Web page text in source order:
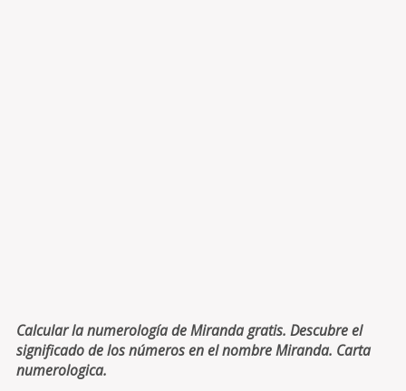
Calcular la numerología de Miranda gratis. Descubre el
significado de los números en el nombre Miranda. Carta
numerologica.